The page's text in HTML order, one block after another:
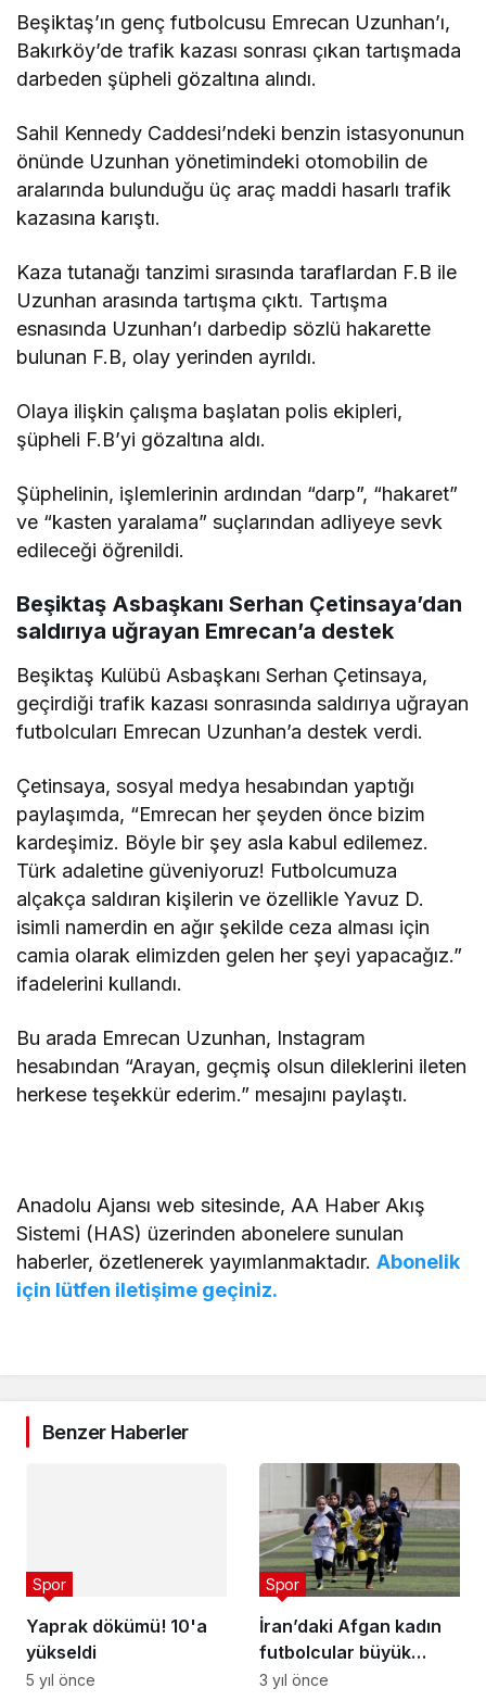
Beşiktaş’ın genç futbolcusu Emrecan Uzunhan’ı,
Bakırköy’de trafik kazası sonrası çıkan tartışmada
darbeden şüpheli gözaltına alındı.
Sahil Kennedy Caddesi’ndeki benzin istasyonunun
önünde Uzunhan yönetimindeki otomobilin de
aralarında bulunduğu üç araç maddi hasarlı trafik
kazasına karıştı.
Kaza tutanağı tanzimi sırasında taraflardan F.B ile
Uzunhan arasında tartışma çıktı. Tartışma
esnasında Uzunhan’ı darbedip sözlü hakarette
bulunan F.B, olay yerinden ayrıldı.
Olaya ilişkin çalışma başlatan polis ekipleri,
şüpheli F.B’yi gözaltına aldı.
Şüphelinin, işlemlerinin ardından “darp”, “hakaret”
ve “kasten yaralama” suçlarından adliyeye sevk
edileceği öğrenildi.
Beşiktaş Asbaşkanı Serhan Çetinsaya’dan
saldırıya uğrayan Emrecan’a destek
Beşiktaş Kulübü Asbaşkanı Serhan Çetinsaya,
geçirdiği trafik kazası sonrasında saldırıya uğrayan
futbolcuları Emrecan Uzunhan’a destek verdi.
Çetinsaya, sosyal medya hesabından yaptığı
paylaşımda, “Emrecan her şeyden önce bizim
kardeşimiz. Böyle bir şey asla kabul edilemez.
Türk adaletine güveniyoruz! Futbolcumuza
alçakça saldıran kişilerin ve özellikle Yavuz D.
isimli namerdin en ağır şekilde ceza alması için
camia olarak elimizden gelen her şeyi yapacağız.”
ifadelerini kullandı.
Bu arada Emrecan Uzunhan, Instagram
hesabından “Arayan, geçmiş olsun dileklerini ileten
herkese teşekkür ederim.” mesajını paylaştı.
Anadolu Ajansı web sitesinde, AA Haber Akış
Sistemi (HAS) üzerinden abonelere sunulan
haberler, özetlenerek yayımlanmaktadır.Abonelik
için lütfen iletişime geçiniz.
Benzer Haberler
5 yıl önce
İran’daki Afgan kadın
futbolcular büyük
takımlarda oynamanın
Spor
3 yıl önce